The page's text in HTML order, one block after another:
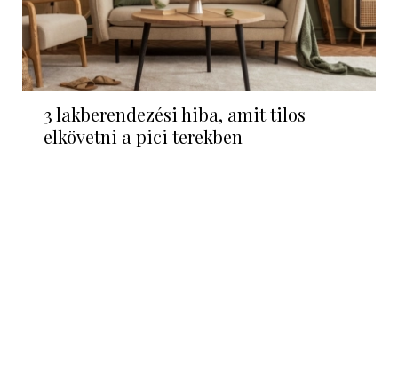
3 lakberendezési hiba, amit tilos
elkövetni a pici terekben